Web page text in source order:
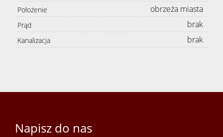
Lokale
Położenie obrzeża miasta
Prąd brak
Kanalizacja brak
Napisz do nas